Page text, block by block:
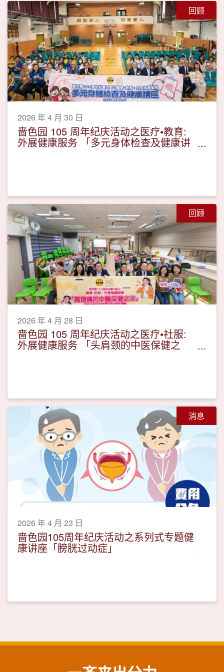
回顾
2026 年 4 月 30 日
啬色园 105 周年纪庆活动之医疗•教育:
外展健康服务 「多元身体检查及健康讲
回顾
2026 年 4 月 28 日
啬色园 105 周年纪庆活动之医疗•社服:
外展健康服务 「头肩颈的中医保健之
消息
2026 年 4 月 23 日
啬色园105周年纪庆活动之系列式专题健
康讲座「膀胱过动症」